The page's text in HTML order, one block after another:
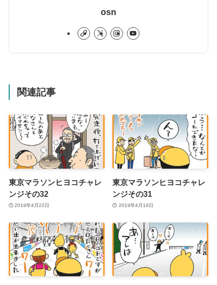
osn
関連記事
東京マラソンヒヨコチャレ
ンジその32
2019年4月22日
東京マラソンヒヨコチャレ
ンジその31
2019年4月19日